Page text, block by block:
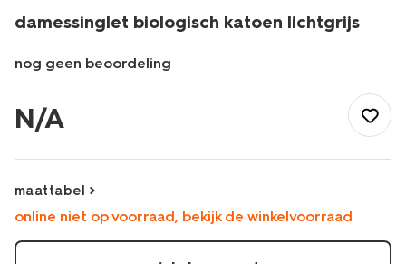
damessinglet biologisch katoen lichtgrijs
nog geen beoordeling
tops/singlets/damessinglet-
biologisch-
lichtgrijs-
1000004680.html
N/A
maattabel
online niet op voorraad, bekijk de winkelvoorraad